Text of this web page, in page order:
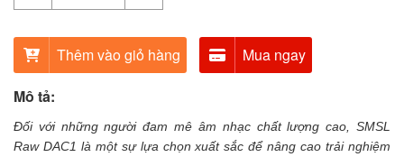
Thêm vào giỏ hàng
Mua ngay
Mô tả:
Đối với những người đam mê âm nhạc chất lượng cao, SMSL
Raw DAC1 là một sự lựa chọn xuất sắc để nâng cao trải nghiệm